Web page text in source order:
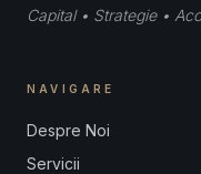
Capital • Strategie •
NAVIGARE
Despre Noi
Servicii